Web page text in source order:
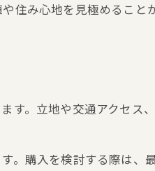
住み心地を見極めること
す。立地や交通アクセス
。購入を検討する際は、